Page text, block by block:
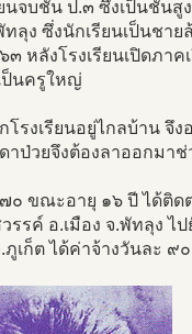
นจบชั้น ป.๓ ซึ่งเป็นชั้น
ทลุง ซึ่งนักเรียนเป็นชา
๓ หลังโรงเรียนเปิดภา
ป็นครูใหญ่
โรงเรียนอยู่ไกลบ้าน จึ
าป่วยจึงต้องลาออกมา
๐ ขณะอายุ ๑๖ ปี ได้ติด
รรค์ อ.เมือง จ.พัทลุง ไ
ภูเก็ต ได้ค่าจ้างวันละ ๙